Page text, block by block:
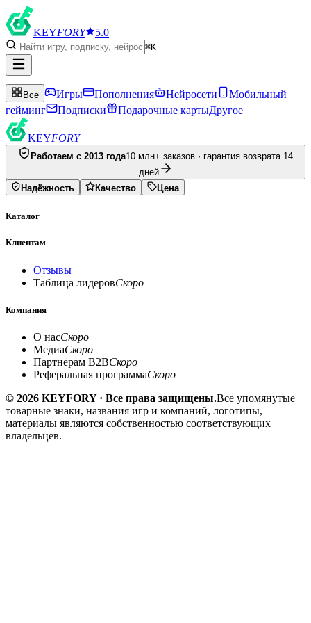
KEYFORY 5.0
⌘K
Все Игры Пополнения Нейросети
Мобильный
гейминг
Подписки Подарочные картыДругое
KEYFORY
Работаем с 2013 года10 млн+ заказов · гарантия возврата 14
дней
Надёжность
Качество Цена
Каталог
Клиентам
Отзывы
Таблица лидеровСкоро
Компания
О насСкоро
МедиаСкоро
Партнёрам B2BСкоро
Реферальная программаСкоро
© 2026 KEYFORY · Все права защищены.Все упомянутые
товарные знаки, названия игр и компаний, логотипы,
материалы являются собственностью соответствующих
владельцев.